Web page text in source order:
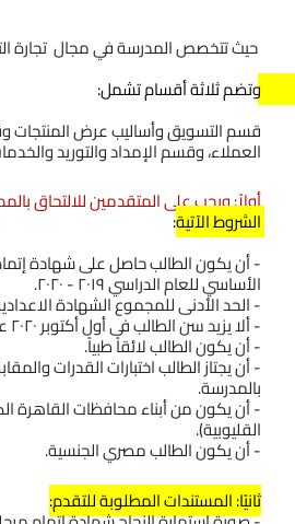
وتضم ثلاثة أقسام تشمل:
العملاء، وقسم الإمداد والتوريد
أولاً: ويجب على المتقدمين للالتحاق
الشروط الآتية:
الأساسي للعام الدراسي ٢٠١٩ - ٢٠٢٠.
- الحد الأدنى للمجموع الشهادة الاعدادية ٢٥٠
- ألا يزيد سن الطالب فى أول أكتوبر ٢٠٢٠ عن ١٨ عام.
- أن يكون الطالب لائقاً طبياً.
بالمدرسة.
القليوبية).
- أن يكون الطالب مصري الجنسية.
ثانيًا: المستندات المطلوبة للتقدم: